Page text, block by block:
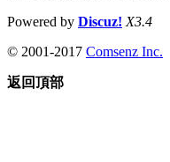
Powered by Discuz! X3.4
© 2001-2017 Comsenz Inc.
返回頂部